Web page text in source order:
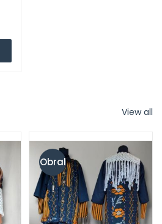
View all
Obral
!